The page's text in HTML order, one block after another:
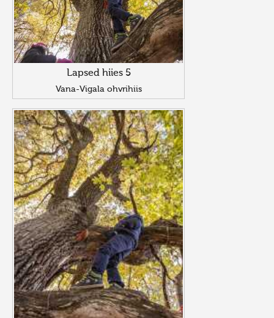
Lapsed hiies 5
Vana-Vigala ohvrihiis